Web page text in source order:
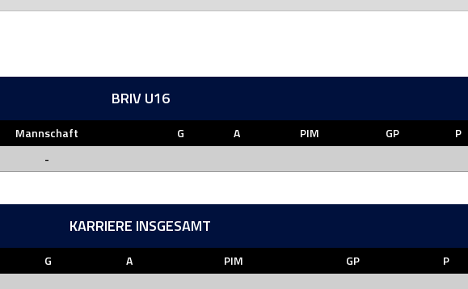
BRIV U16
Mannschaft G A PIM GP
P
-
KARRIERE INSGESAMT
G A PIM GP
P